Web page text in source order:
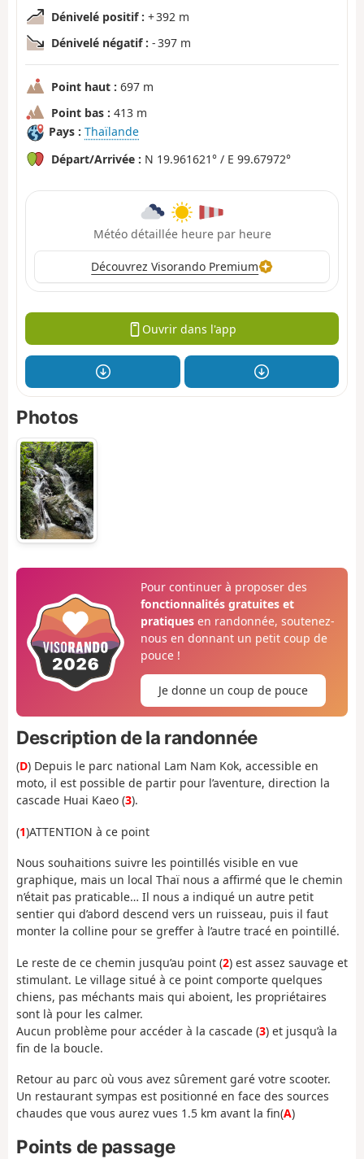
Dénivelé positif : + 392 m
Dénivelé négatif : - 397 m
Point haut : 697 m
Point bas : 413 m
Pays : Thaïlande
Départ/Arrivée : N 19.961621° / E 99.67972°
Météo détaillée heure par heure
Découvrez Visorando Premium
Ouvrir dans l'app
Photos
Pour continuer à proposer des
fonctionnalités gratuites et
pratiquesen randonnée, soutenez-
nous en donnant un petit coup de
pouce !
Je donne un coup de pouce
Description de la randonnée
(D) Depuis le parc national Lam Nam Kok, accessible en
moto, il est possible de partir pour l’aventure, direction la
cascade Huai Kaeo (3).
(1)ATTENTION à ce point
Nous souhaitions suivre les pointillés visible en vue
graphique, mais un local Thaï nous a affirmé que le chemin
n’était pas praticable… Il nous a indiqué un autre petit
sentier qui d’abord descend vers un ruisseau, puis il faut
monter la colline pour se greffer à l’autre tracé en pointillé.
Le reste de ce chemin jusqu’au point (2) est assez sauvage et
stimulant. Le village situé à ce point comporte quelques
chiens, pas méchants mais qui aboient, les propriétaires
sont là pour les calmer.
Aucun problème pour accéder à la cascade (3) et jusqu’à la
fin de la boucle.
Retour au parc où vous avez sûrement garé votre scooter.
Un restaurant sympas est positionné en face des sources
chaudes que vous aurez vues 1.5 km avant la fin(A)
Points de passage